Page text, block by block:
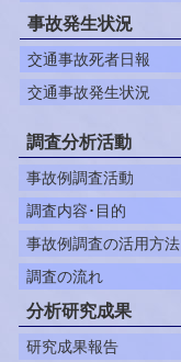
事故発生状況
交通事故死者日報
交通事故発生状況
調査分析活動
事故例調査活動
調査内容･目的
事故例調査の活用方法
調査の流れ
分析研究成果
研究成果報告